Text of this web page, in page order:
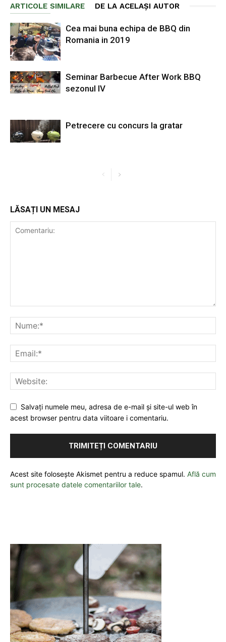
ARTICOLE SIMILARE DE LA ACELAȘI AUTOR
Cea mai buna echipa de BBQ din
Romania in 2019
Seminar Barbecue After Work BBQ
sezonul IV
Petrecere cu concurs la gratar
LĂSAȚI UN MESAJ
Salvați numele meu, adresa de e-mail și site-ul web în
acest browser pentru data viitoare i comentariu.
Acest site folosește Akismet pentru a reduce spamul. Află cum
sunt procesate datele comentariilor tale.